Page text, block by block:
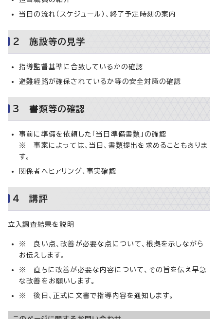
当日の流れ（スケジュール）、終了予定時刻の案内
2 施設等の見学
指導監督基準に合致しているかの確認
避難経路が確保されているか等の安全対策の確認
3 書類等の確認
事前に準備を依頼した「当日準備書類」の確認
※ 事案によっては、当日、書類提出を求めることもありま
す。
関係者へヒアリング、事実確認
4 講評
立入調査結果を説明
※ 良い点、改善が必要な点について、根拠を示しながら
お伝えします。
※ 直ちに改善が必要な内容について、その旨を伝え早急
な改善をお願いします。
※ 後日、正式に文書で指導内容を通知します。